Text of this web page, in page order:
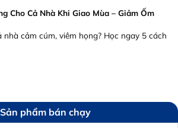
Cho Cả Nhà Khi Giao Mùa – Giảm Ốm
nhà cảm cúm, viêm họng? Học ngay 5 cách
Sản phẩm bán chạy